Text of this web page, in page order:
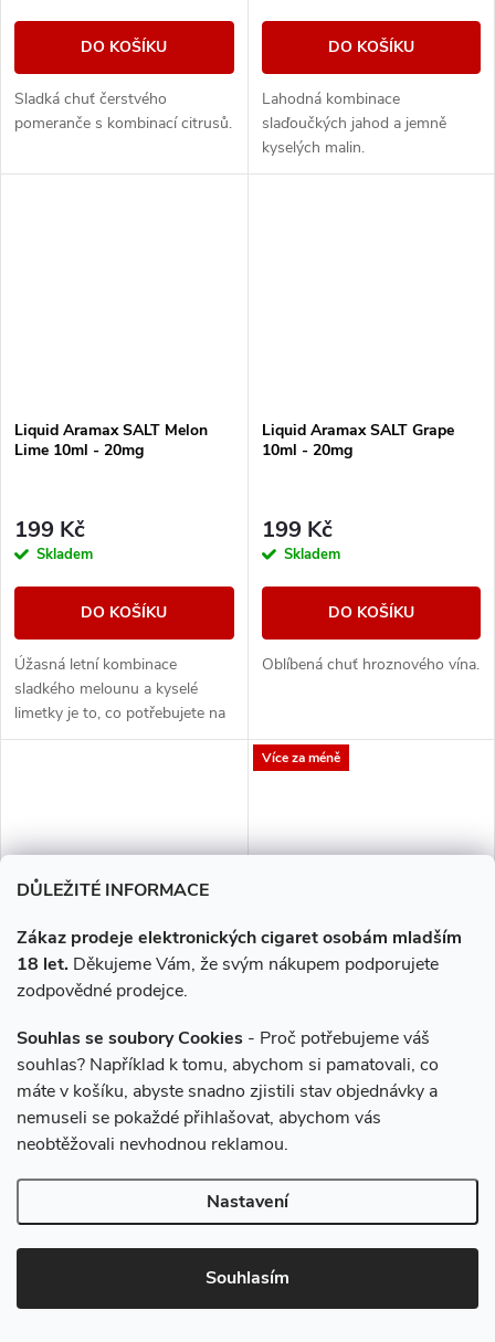
DŮLEŽITÉ INFORMACE
Zákaz prodeje elektronických cigaret osobám mladším
18 let. Děkujeme Vám, že svým nákupem podporujete
zodpovědné prodejce.
Souhlas se soubory Cookies - Proč potřebujeme váš
souhlas? Například k tomu, abychom si pamatovali, co
máte v košíku, abyste snadno zjistili stav objednávky a
nemuseli se pokaždé přihlašovat, abychom vás
neobtěžovali nevhodnou reklamou.
Nastavení
Souhlasím
DO KOŠÍKU
Sladká chuť čerstvého
pomeranče s kombinací citrusů.
DO KOŠÍKU
Lahodná kombinace
slaďoučkých jahod a jemně
kyselých malin.
Liquid Aramax SALT Melon
Lime 10ml - 20mg
199 Kč
Skladem
DO KOŠÍKU
Úžasná letní kombinace
sladkého melounu a kyselé
limetky je to, co potřebujete na
parné letní dny.
Liquid Aramax SALT Grape
10ml - 20mg
199 Kč
Skladem
DO KOŠÍKU
Oblíbená chuť hroznového vína.
Ritchy Salt - Lemon Lime
229 Kč
Skladem
DO KOŠÍKU
Jemně kyselá kombinace
citronu a limetky, která osvěží
volba pro všechny, kdo milují
Více za méně
245 Kč
239 Kč
Skladem
DO KOŠÍKU
Ovocná kombinace šťavnatých
lesních bobulí.